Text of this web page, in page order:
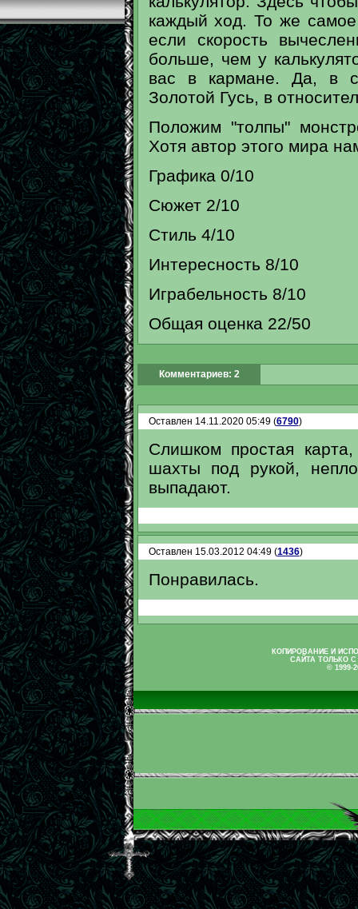
каждый ход. То же
если скорость
больше, чем у
вас в кармане. Да, в
Золотой Гусь, в
Положим "толпы"
Хотя автор этого мира
Графика 0/10
Сюжет 2/10
Стиль 4/10
Интересность 8/10
Играбельность 8/10
Общая оценка 22/50
Комментариев: 2
Оставлен 14.11.2020 05:49 (6790)
Слишком простая
шахты под рукой,
выпадают.
Оставлен 15.03.2012 04:49 (1436)
Понравилась.
КОПИРОВАНИЕ И
САЙТА ТОЛЬКО
© 1999-